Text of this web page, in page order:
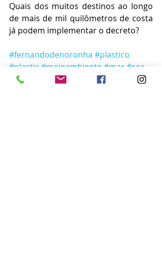
Quais dos muitos destinos ao longo
de mais de mil quilômetros de costa
já podem implementar o decreto?
#fernandodenoronha #plastico
#plastic #meioambiente #mar #sea
#conservacaoambiental#marbahia